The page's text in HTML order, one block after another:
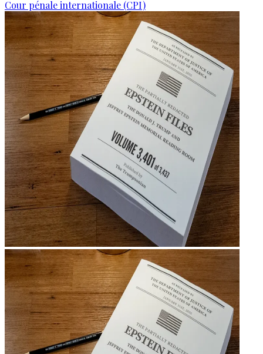
Cour pénale internationale (CPI)